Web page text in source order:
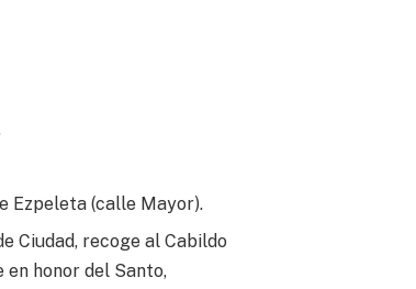
Ezpeleta (calle Mayor).
Ciudad, recoge al Cabildo
en honor del Santo,